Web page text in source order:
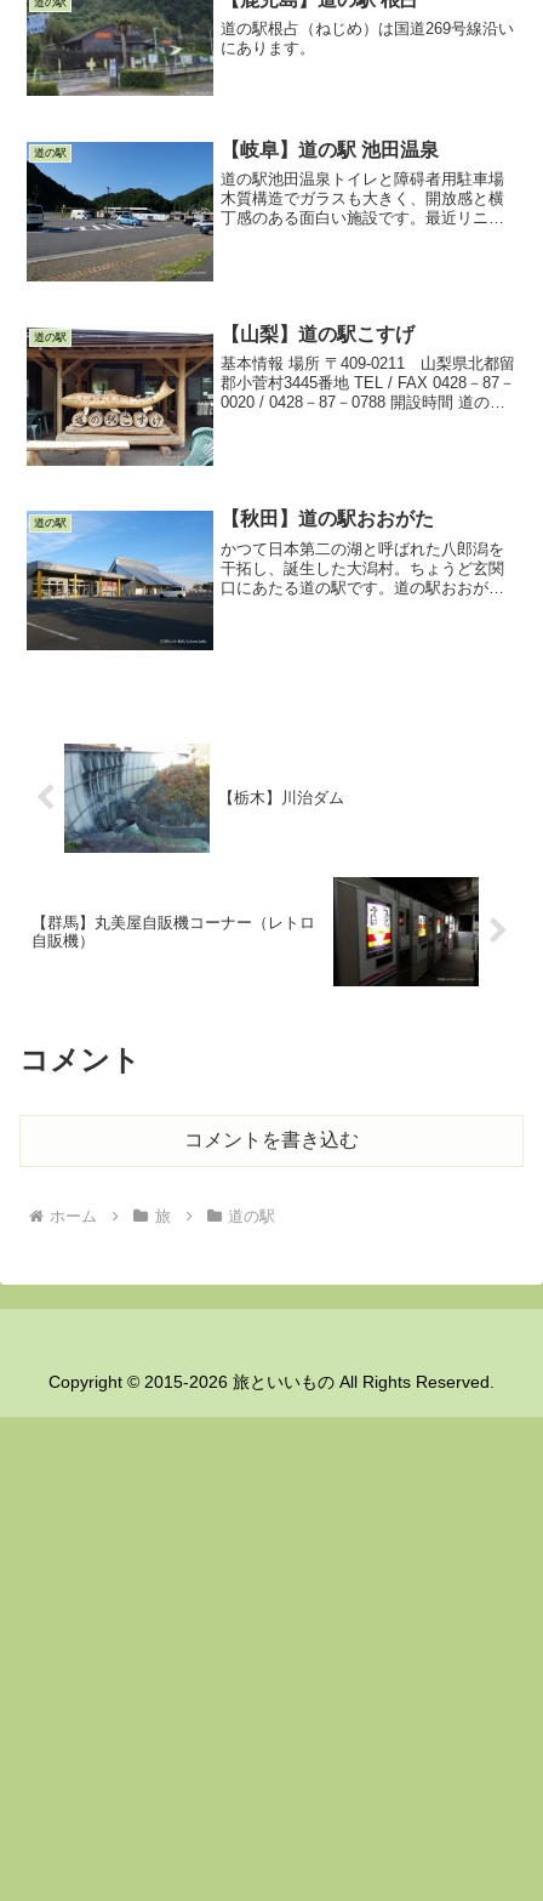
道の駅根占（ねじめ）は国道269号線沿い
にあります。
道の駅 【岐阜】道の駅 池田温泉
道の駅池田温泉トイレと障碍者用駐車場
木質構造でガラスも大きく、開放感と横
丁感のある面白い施設です。最近リニュ
道の駅 【山梨】道の駅こすげ
基本情報 場所 〒409-0211 山梨県北都留
郡小菅村3445番地 TEL / FAX 0428－87－
0020 / 0428－87－0788 開設時間 道の
道の駅 【秋田】道の駅おおがた
かつて日本第二の湖と呼ばれた八郎潟を
干拓し、誕生した大潟村。ちょうど玄関
口にあたる道の駅です。道の駅おおがた
【栃木】川治ダム
【群馬】丸美屋自販機コーナー（レトロ
自販機）
コメント
コメントを書き込む
ホーム 旅 道の駅
Copyright © 2015-2026 旅といいもの All Rights Reserved.